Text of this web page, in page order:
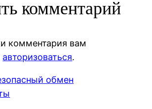
комментарий
комментария вам
авторизоваться.
обмен